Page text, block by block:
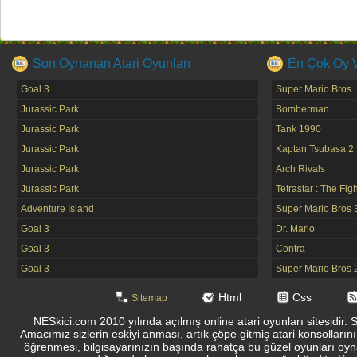
Son Oynanan Atari Oyunları
Goal 3
Jurassic Park
Jurassic Park
Jurassic Park
Jurassic Park
Jurassic Park
Adventure Island
Goal 3
Goal 3
Goal 3
En Çok Oy
Super Mario Bros
Bomberman
Tank 1990
Kaptan Tsubasa 2
Arch Rivals
Tetrastar : The
Super Mario Bros
Dr. Mario
Contra
Super Mario Bros
Sitemap Html
Css
NESkici.com 2010 yılında açılmış online atari oyunları
Amacımız sizlerin eskiyi anması, artık çöpe gitmiş atari
öğrenmesi, bilgisayarınızın başında rahatça bu güzel oyunları